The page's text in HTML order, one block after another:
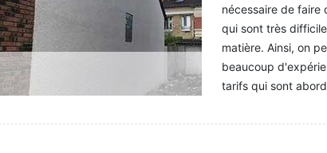
nécessaire de faire
qui sont très
matière. Ainsi, on
beaucoup
tarifs qui sont